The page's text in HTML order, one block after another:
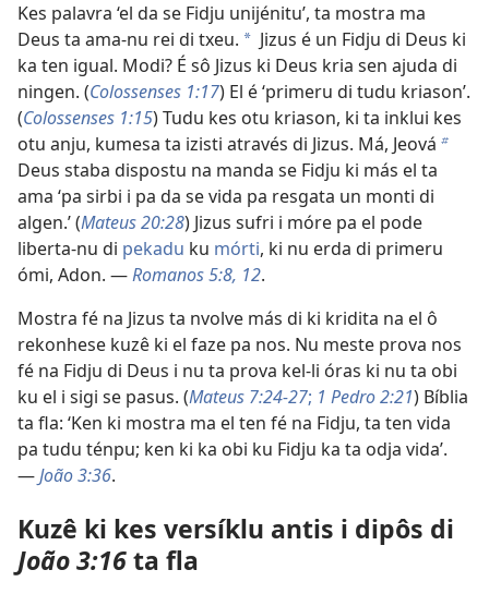
Kes palavra ‘el da se Fidju unijénitu’, ta mostra ma
Deus ta ama-nu rei di txeu. a Jizus é un Fidju di Deus ki
ka ten igual. Modi? É sô Jizus ki Deus kria sen ajuda di
ningen. (Colossenses 1:17) El é ‘primeru di tudu kriason’.
(Colossenses 1:15) Tudu kes otu kriason, ki ta inklui kes
otu anju, kumesa ta izisti através di Jizus. Má, Jeová b
Deus staba dispostu na manda se Fidju ki más el ta
ama ‘pa sirbi i pa da se vida pa resgata un monti di
algen.’ (Mateus 20:28) Jizus sufri i móre pa el pode
liberta-nu di pekadu ku mórti, ki nu erda di primeru
ómi, Adon. —Romanos 5:8, 12.
Mostra fé na Jizus ta nvolve más di ki kridita na el ô
rekonhese kuzê ki el faze pa nos. Nu meste prova nos
fé na Fidju di Deus i nu ta prova kel-li óras ki nu ta obi
ku el i sigi se pasus. (Mateus 7:24-27; 1 Pedro 2:21) Bíblia
ta fla: ‘Ken ki mostra ma el ten fé na Fidju, ta ten vida
pa tudu ténpu; ken ki ka obi ku Fidju ka ta odja vida’.
—João 3:36.
Kuzê ki kes versíklu antis i dipôs di
João 3:16ta fla